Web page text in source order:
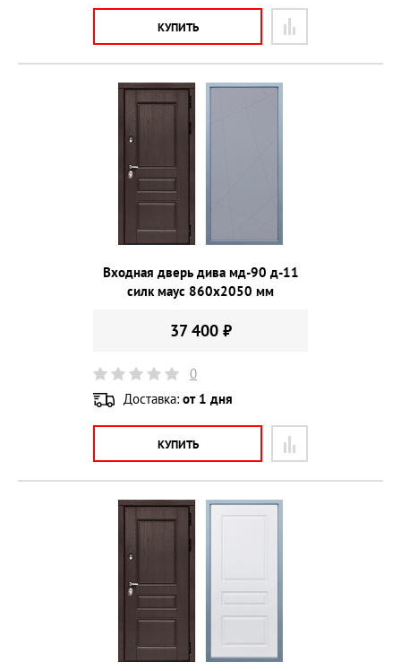
КУПИТЬ
Входная дверь дива мд-90 д-11
силк маус 860х2050 мм
37 400 ₽
0
Доставка: от 1 дня
КУПИТЬ